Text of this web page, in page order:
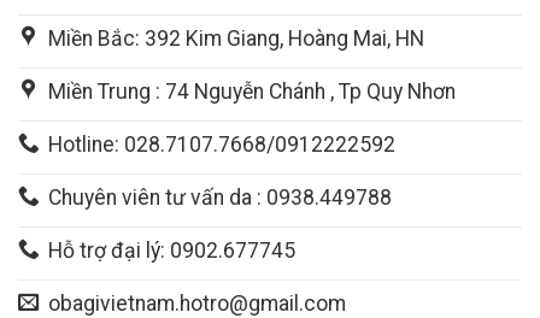
Miền Bắc: 392 Kim Giang, Hoàng Mai, HN
Miền Trung : 74 Nguyễn Chánh , Tp Quy Nhơn
Hotline: 028.7107.7668/0912222592
Chuyên viên tư vấn da : 0938.449788
Hỗ trợ đại lý: 0902.677745
obagivietnam.hotro@gmail.com